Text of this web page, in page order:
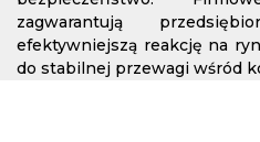
zagwarantują
efektywniejszą reakcję na
do stabilnej przewagi wśród